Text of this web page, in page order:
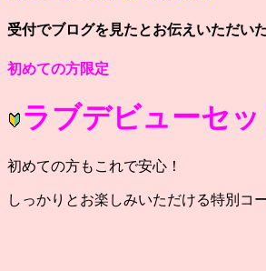
受付でブログを見たとお伝えいただい
初めての方限定
ラブデビューセッ
初めての方もこれで安心！
しっかりとお楽しみいただける特別コ